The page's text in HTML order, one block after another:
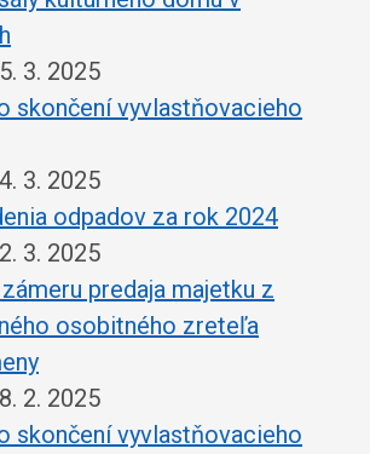
3. 2025
skončení vyvlastňovacieho
3. 2025
odpadov za rok 2024
3. 2025
predaja majetku z
osobitného zreteľa
2. 2025
skončení vyvlastňovacieho